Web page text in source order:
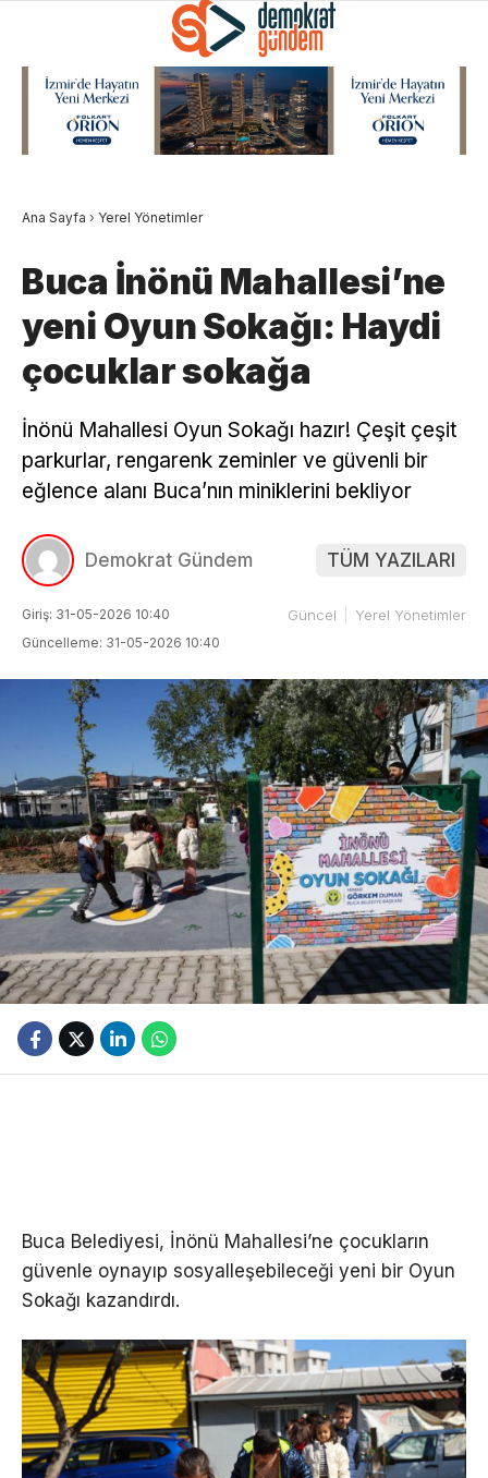
Ana Sayfa › Yerel Yönetimler
Buca İnönü Mahallesi’ne
yeni Oyun Sokağı: Haydi
çocuklar sokağa
İnönü Mahallesi Oyun Sokağı hazır! Çeşit çeşit
parkurlar, rengarenk zeminler ve güvenli bir
eğlence alanı Buca’nın miniklerini bekliyor
Demokrat Gündem TÜM YAZILARI
Giriş: 31-05-2026 10:40
Güncelleme: 31-05-2026 10:40
Güncel Yerel Yönetimler
Buca Belediyesi, İnönü Mahallesi’ne çocukların
güvenle oynayıp sosyalleşebileceği yeni bir Oyun
Sokağı kazandırdı.